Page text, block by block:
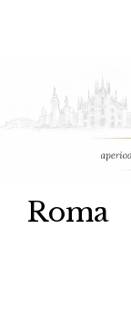
contenuto
Roma